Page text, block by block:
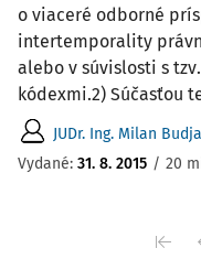
o viaceré odborné
intertemporality
alebo v súvislosti s
kódexmi.2) Súčasťou
JUDr. Ing. Milan
Vydané: 31. 8. 2015 / 20